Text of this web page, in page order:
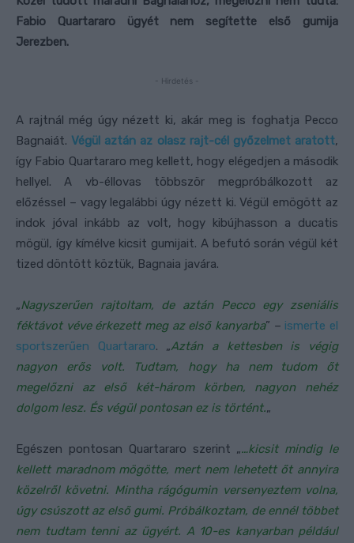
Fabio Quartararo ügyét nem segítette első gumija
Jerezben.
- Hirdetés -
A rajtnál még úgy nézett ki, akár meg is foghatja Pecco
Bagnaiát. Végül aztán az olasz rajt-cél győzelmet aratott,
így Fabio Quartararo meg kellett, hogy elégedjen a második
hellyel. A vb-éllovas többször megpróbálkozott az
előzéssel – vagy legalábbi úgy nézett ki. Végül emögött az
indok jóval inkább az volt, hogy kibújhasson a ducatis
mögül, így kímélve kicsit gumijait. A befutó során végül két
tized döntött köztük, Bagnaia javára.
„Nagyszerűen rajtoltam, de aztán Pecco egy zseniális
féktávot véve érkezett meg az első kanyarba” – ismerte el
sportszerűen Quartararo. „Aztán a kettesben is végig
nagyon erős volt. Tudtam, hogy ha nem tudom őt
megelőzni az első két-három körben, nagyon nehéz
dolgom lesz. És végül pontosan ez is történt.„
Egészen pontosan Quartararo szerint „…kicsit mindig le
kellett maradnom mögötte, mert nem lehetett őt annyira
közelről követni. Mintha rágógumin versenyeztem volna,
úgy csúszott az első gumi. Próbálkoztam, de ennél többet
nem tudtam tenni az ügyért. A 10-es kanyarban például